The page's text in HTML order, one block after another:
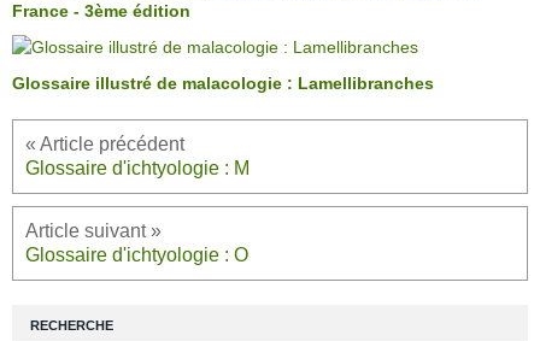
France - 3ème édition
Glossaire illustré de malacologie : Lamellibranches
Glossaire d'ichtyologie : M
Glossaire d'ichtyologie : O
RECHERCHE